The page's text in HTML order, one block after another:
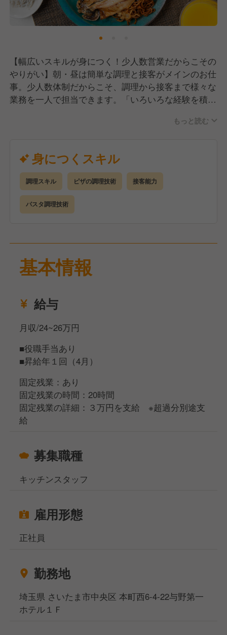
【幅広いスキルが身につく！少人数営業だからこその
やりがい】朝・昼は簡単な調理と接客がメインのお仕
事。少人数体制だからこそ、調理から接客まで様々な
業務を一人で担当できます。「いろいろな経験を積み
にぴったりの環境です。成長意欲のある方、ぜひご応
もっと読む
身につくスキル
調理スキル ピザの調理技術 接客能力
パスタ調理技術
基本情報
給与
月収/24~26万円
■役職手当あり
■昇給年１回（4月）
固定残業：あり
固定残業の時間：20時間
固定残業の詳細：３万円を支給 ※超過分別途支
給
募集職種
キッチンスタッフ
雇用形態
正社員
勤務地
埼玉県 さいたま市中央区 本町西6-4-22与野第一
ホテル１Ｆ